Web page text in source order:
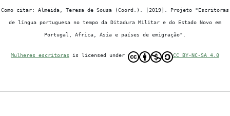
Como citar: Almeida, Teresa de Sousa (Coord.). [2019]. Projeto "Escritoras
de língua portuguesa no tempo da Ditadura Militar e do Estado Novo em
Portugal, África, Ásia e países de emigração".
Mulheres escritoras is licensed under CC BY-NC-SA 4.0